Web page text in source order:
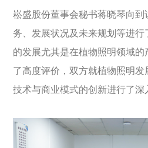
崧盛股份董事会秘书蒋晓琴向到
务、发展状况及未来规划等进行
的发展尤其是在植物照明领域
了高度评价，双方就植物照明发
技术与商业模式的创新进行了深